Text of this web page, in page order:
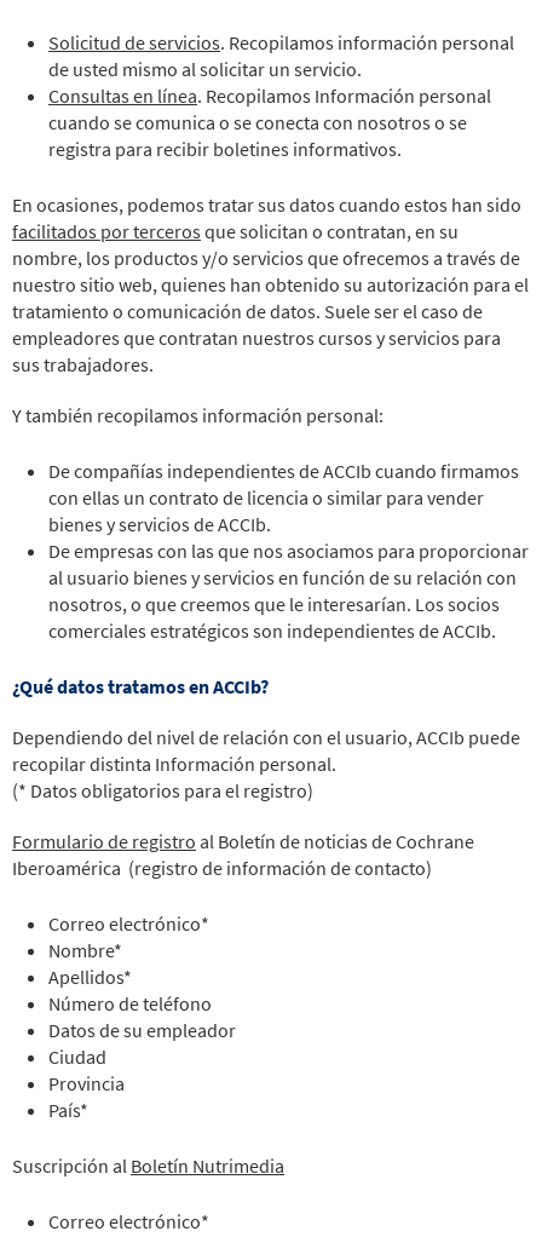
Solicitud de servicios. Recopilamos información personal
de usted mismo al solicitar un servicio.
Consultas en línea. Recopilamos Información personal
cuando se comunica o se conecta con nosotros o se
registra para recibir boletines informativos.
En ocasiones, podemos tratar sus datos cuando estos han sido
facilitados por tercerosque solicitan o contratan, en su
nombre, los productos y/o servicios que ofrecemos a través de
nuestro sitio web, quienes han obtenido su autorización para el
tratamiento o comunicación de datos. Suele ser el caso de
empleadores que contratan nuestros cursos y servicios para
sus trabajadores.
Y también recopilamos información personal:
De compañías independientes de ACCIb cuando firmamos
con ellas un contrato de licencia o similar para vender
bienes y servicios de ACCIb.
De empresas con las que nos asociamos para proporcionar
al usuario bienes y servicios en función de su relación con
nosotros, o que creemos que le interesarían. Los socios
comerciales estratégicos son independientes de ACCIb.
¿Qué datos tratamos en ACCIb?
Dependiendo del nivel de relación con el usuario, ACCIb puede
recopilar distinta Información personal.
(* Datos obligatorios para el registro)
Formulario de registro al Boletín de noticias de Cochrane
Iberoamérica (registro de información de contacto)
Correo electrónico*
Nombre*
Apellidos*
Número de teléfono
Datos de su empleador
Ciudad
Provincia
País*
Suscripción al Boletín Nutrimedia
Correo electrónico*